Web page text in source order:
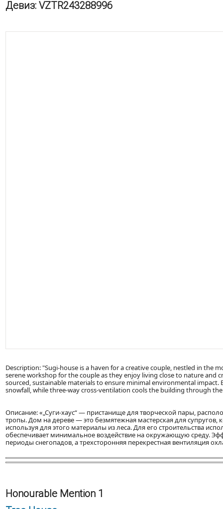
Девиз: VZTR243288996
Description: "Sugi-house is a haven for a creative couple, nestled in the
serene workshop for the couple as they enjoy living close to nature
sourced, sustainable materials to ensure minimal environmental
snowfall, while three-way cross-ventilation cools the building through
Описание: «„Суги-хаус“ — пристанище для творческой пары,
тропы. Дом на дереве — это безмятежная мастерская для
используя для этого материалы из леса. Для его строительства
обеспечивает минимальное воздействие на окружающую среду.
периоды снегопадов, а трехсторонняя перекрестная вентиляция
Honourable Mention 1